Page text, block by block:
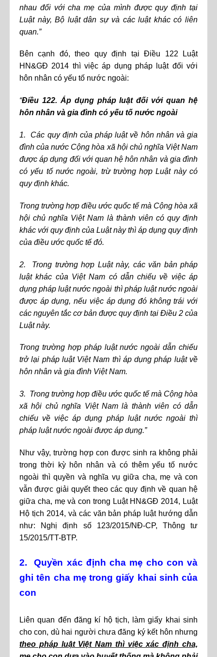
nhau đối với cha mẹ của mình được quy định tại
Luật này, Bộ luật dân sự và các luật khác có liên
quan.”
Bên cạnh đó, theo quy định tại Điều 122 Luật
HN&GĐ 2014 thì việc áp dụng pháp luật đối với
hôn nhân có yếu tố nước ngoài:
“Điều 122. Áp dụng pháp luật đối với quan hệ
hôn nhân và gia đình có yếu tố nước ngoài
1. Các quy định của pháp luật về hôn nhân và gia
đình của nước Cộng hòa xã hội chủ nghĩa Việt Nam
được áp dụng đối với quan hệ hôn nhân và gia đình
có yếu tố nước ngoài, trừ trường hợp Luật này có
quy định khác.
Trong trường hợp điều ước quốc tế mà Cộng hòa xã
hội chủ nghĩa Việt Nam là thành viên có quy định
khác với quy định của Luật này thì áp dụng quy định
của điều ước quốc tế đó.
2. Trong trường hợp Luật này, các văn bản pháp
luật khác của Việt Nam có dẫn chiếu về việc áp
dụng pháp luật nước ngoài thì pháp luật nước ngoài
được áp dụng, nếu việc áp dụng đó không trái với
các nguyên tắc cơ bản được quy định tại Điều 2 của
Luật này.
Trong trường hợp pháp luật nước ngoài dẫn chiếu
trở lại pháp luật Việt Nam thì áp dụng pháp luật về
hôn nhân và gia đình Việt Nam.
3. Trong trường hợp điều ước quốc tế mà Cộng hòa
xã hội chủ nghĩa Việt Nam là thành viên có dẫn
chiếu về việc áp dụng pháp luật nước ngoài thì
pháp luật nước ngoài được áp dụng.”
Như vậy, trường hợp con được sinh ra không phải
trong thời kỳ hôn nhân và có thêm yếu tố nước
ngoài thì quyền và nghĩa vụ giữa cha, mẹ và con
vẫn được giải quyết theo các quy định về quan hệ
giữa cha, mẹ và con trong Luật HN&GĐ 2014, Luật
Hộ tịch 2014, và các văn bản pháp luật hướng dẫn
như: Nghị định số 123/2015/NĐ-CP, Thông tư
15/2015/TT-BTP.
2. Quyền xác định cha mẹ cho con và
ghi tên cha mẹ trong giấy khai sinh của
con
Liên quan đến đăng kí hộ tịch, làm giấy khai sinh
cho con, dù hai người chưa đăng ký kết hôn nhưng
theo pháp luật Việt Nam thì việc xác định cha,